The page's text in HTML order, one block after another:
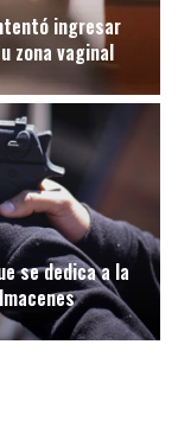
ingresar
zona vaginal
se dedica a la